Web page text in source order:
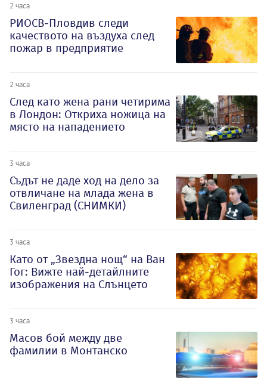
2 часа
РИОСВ-Пловдив следи
качеството на въздуха след
пожар в предприятие
2 часа
След като жена рани четирима
в Лондон: Откриха ножица на
място на нападението
3 часа
Съдът не даде ход на дело за
отвличане на млада жена в
Свиленград (СНИМКИ)
3 часа
Като от „Звездна нощ“ на Ван
Гог: Вижте най-детайлните
изображения на Слънцето
3 часа
Масов бой между две
фамилии в Монтанско